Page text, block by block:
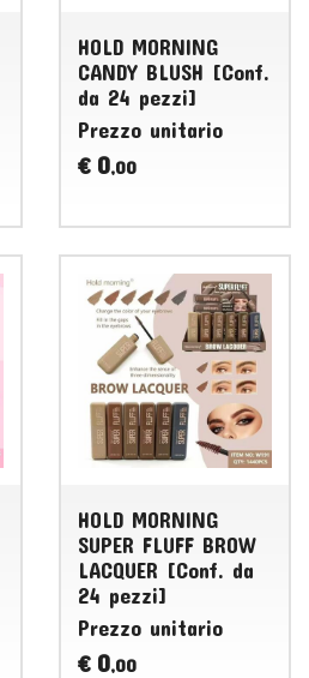
HOLD MORNING
CANDY BLUSH [Conf.
da 24 pezzi]
Prezzo unitario
€ 0,00
HOLD MORNING
SUPER FLUFF BROW
LACQUER [Conf. da
24 pezzi]
Prezzo unitario
€ 0,00